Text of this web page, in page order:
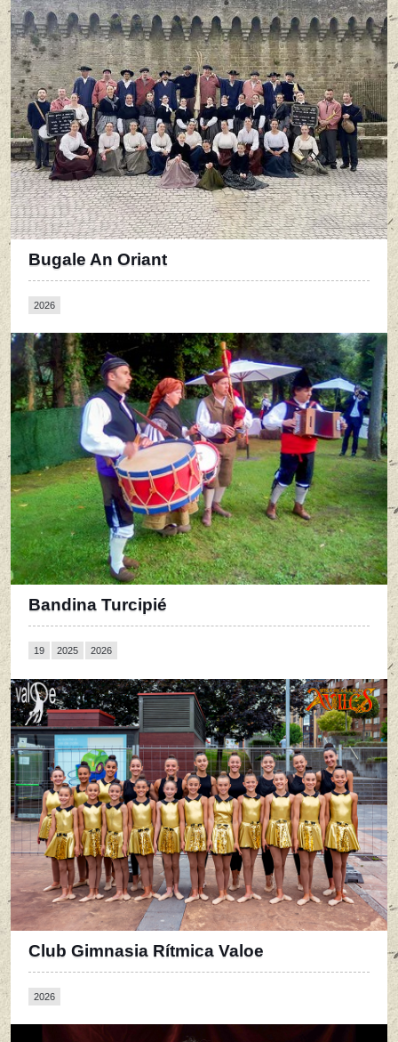
Bugale An Oriant
2026
Bandina Turcipié
19 2025 2026
Club Gimnasia Rítmica Valoe
2026